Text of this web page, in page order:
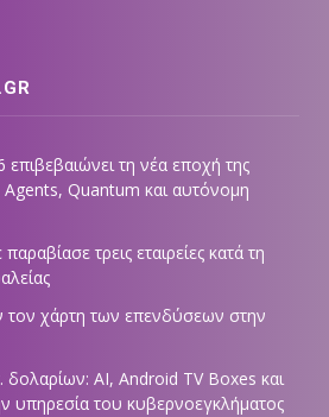
τη νέα εποχή της
Quantum και αυτόνομη
τρεις εταιρείες κατά τη
τον χάρτη των επενδύσεων στην
AI, Android TV Boxes και
υπηρεσία του κυβερνοεγκλήματος